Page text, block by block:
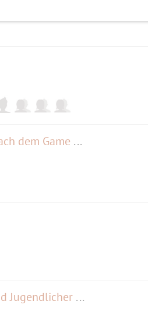
Trattoria Toscana - Ein Stück Italien in Tempelhof für Teilnehmer nach dem Game Show Event
Benefizkonzert Junge Klassik zugunsten rheumakranker Kinder und Jugendlicher der Dt. Rheuma-Liga e.V